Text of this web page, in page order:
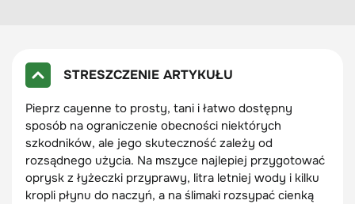
STRESZCZENIE ARTYKUŁU
Pieprz cayenne to prosty, tani i łatwo dostępny
sposób na ograniczenie obecności niektórych
szkodników, ale jego skuteczność zależy od
rozsądnego użycia. Na mszyce najlepiej przygotować
oprysk z łyżeczki przyprawy, litra letniej wody i kilku
kropli płynu do naczyń, a na ślimaki rozsypać cienką